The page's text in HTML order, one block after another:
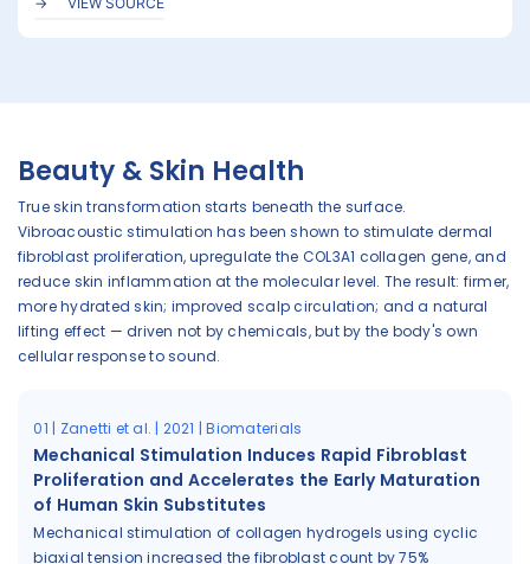
Beauty & Skin Health
True skin transformation starts beneath the surface.
Vibroacoustic stimulation has been shown to stimulate dermal
fibroblast proliferation, upregulate the COL3A1 collagen gene, and
reduce skin inflammation at the molecular level. The result: firmer,
more hydrated skin; improved scalp circulation; and a natural
lifting effect — driven not by chemicals, but by the body's own
cellular response to sound.
01 | Zanetti et al. | 2021 | Biomaterials
Mechanical Stimulation Induces Rapid Fibroblast
Proliferation and Accelerates the Early Maturation
of Human Skin Substitutes
Mechanical stimulation of collagen hydrogels using cyclic
biaxial tension increased the fibroblast count by 75%